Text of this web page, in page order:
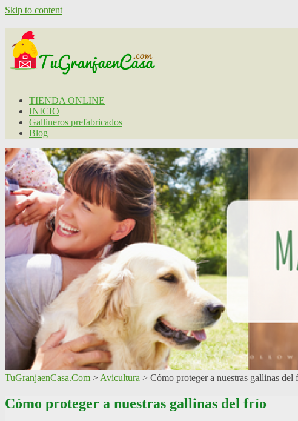
Skip to content
TIENDA ONLINE
INICIO
Gallineros prefabricados
Blog
TuGranjaenCasa.Com > Avicultura > Cómo proteger a nuestras gallinas del
Cómo proteger a nuestras gallinas del frío